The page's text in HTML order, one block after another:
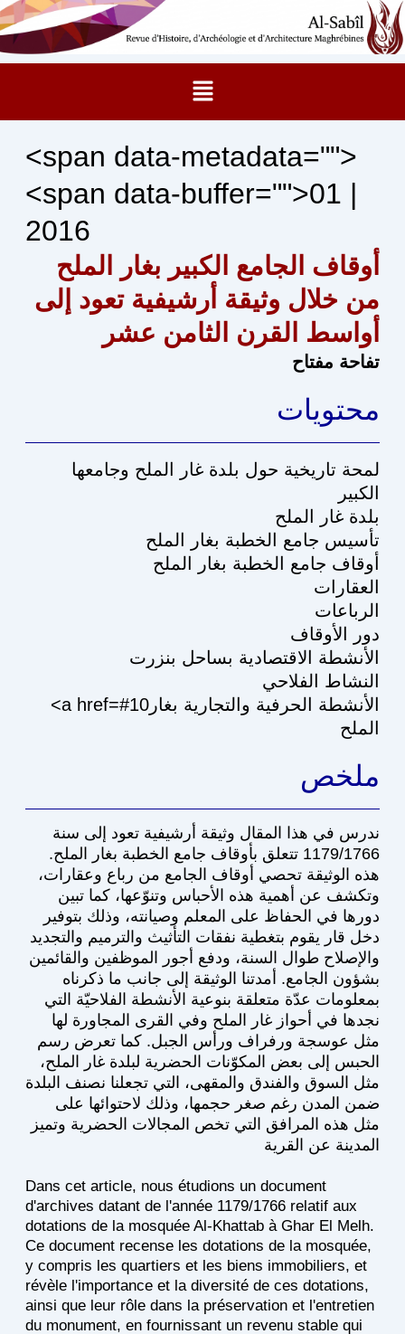
Aller
au
contenu
Menu
<span data-metadata="">
<span data-buffer="">01 |
2016
أوقاف الجامع الكبير بغار الملح
من خلال وثيقة أرشيفية تعود إلى
أواسط القرن الثامن عشر
تفاحة مفتاح
محتويات
لمحة تاريخية حول بلدة غار الملح وجامعها
الكبير
بلدة غار الملح
تأسيس جامع الخطبة بغار الملح
أوقاف جامع الخطبة بغار الملح
العقارات
الرباعات
دور الأوقاف
الأنشطة الاقتصادية بساحل بنزرت
النشاط الفلاحي
<a href=#10الأنشطة الحرفية والتجارية بغار
الملح
ملخص
ندرس في هذا المقال وثيقة أرشيفية تعود إلى سنة
1179/1766 تتعلق بأوقاف جامع الخطبة بغار الملح.
هذه الوثيقة تحصي أوقاف الجامع من رباع وعقارات،
وتكشف عن أهمية هذه الأحباس وتنوّعها، كما تبين
دورها في الحفاظ على المعلم وصيانته، وذلك بتوفير
دخل قار يقوم بتغطية نفقات التأثيث والترميم والتجديد
والإصلاح طوال السنة، ودفع أجور الموظفين والقائمين
بشؤون الجامع. أمدتنا الوثيقة إلى جانب ما ذكرناه
بمعلومات عدّة متعلقة بنوعية الأنشطة الفلاحيّة التي
نجدها في أحواز غار الملح وفي القرى المجاورة لها
مثل عوسجة ورفراف ورأس الجبل. كما تعرض رسم
الحبس إلى بعض المكوّنات الحضرية لبلدة غار الملح،
مثل السوق والفندق والمقهى، التي تجعلنا نصنف البلدة
ضمن المدن رغم صغر حجمها، وذلك لاحتوائها على
مثل هذه المرافق التي تخص المجالات الحضرية وتميز
المدينة عن القرية
Dans cet article, nous étudions un document
d'archives datant de l'année 1179/1766 relatif aux
dotations de la mosquée Al-Khattab à Ghar El Melh.
Ce document recense les dotations de la mosquée,
y compris les quartiers et les biens immobiliers, et
révèle l'importance et la diversité de ces dotations,
ainsi que leur rôle dans la préservation et l'entretien
du monument, en fournissant un revenu stable qui